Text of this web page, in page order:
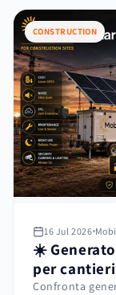
CONSTRUCTION
16 Jul 2026
☀️
per cantieri
Confronta